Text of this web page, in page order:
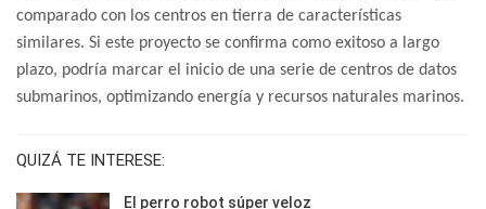
comparado con los centros en tierra de características
similares. Si este proyecto se confirma como exitoso a largo
plazo, podría marcar el inicio de una serie de centros de datos
submarinos, optimizando energía y recursos naturales marinos.
QUIZÁ TE INTERESE:
El perro robot súper veloz